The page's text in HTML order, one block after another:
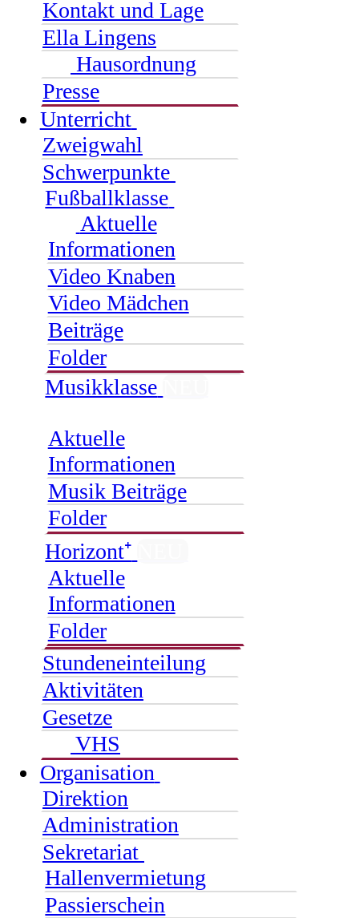
Kontakt und Lage
Ella Lingens
Hausordnung
Presse
Unterricht
Zweigwahl
Schwerpunkte
Fußballklasse
Aktuelle
Informationen
Video Knaben
Video Mädchen
Beiträge
Folder
Musikklasse
Aktuelle
Informationen
Musik Beiträge
Folder
Horizont⁺
Aktuelle
Informationen
Folder
Stundeneinteilung
Aktivitäten
Gesetze
VHS
Organisation
Direktion
Administration
Sekretariat
Hallenvermietung
Passierschein